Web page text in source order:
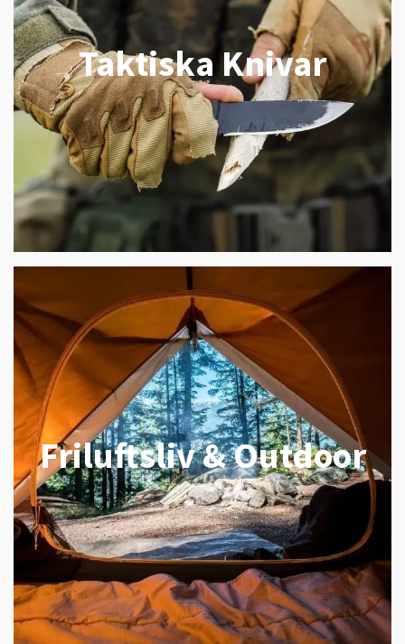
Taktiska Knivar
Friluftsliv & Outdoor